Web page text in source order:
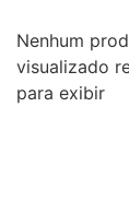
Nenhum
visualizado
para exibir